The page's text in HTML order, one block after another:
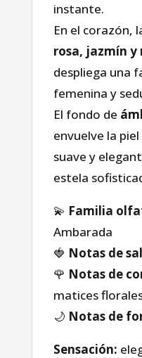
instante.
En el corazón,
rosa, jazmín
despliega una
femenina y
El fondo de
envuelve la
suave y
estela
💫 Familia
Ambarada
🍓 Notas de
🌹 Notas de
matices
🌙 Notas de
Sensación: